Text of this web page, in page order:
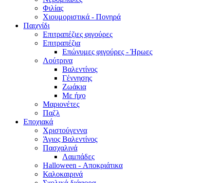
Φιλίας
Χιουμοριστικά - Πονηρά
Παιχνίδι
Επιτραπέζιες φιγούρες
Επιτραπέζια
Επώνυμες φιγούρες - Ήρωες
Λούτρινα
Βαλεντίνος
Γέννησης
Ζωάκια
Με ήχο
Μαριονέτες
Παζλ
Εποχιακά
Χριστούγεννα
Άγιος Βαλεντίνος
Πασχαλινά
Λαμπάδες
Halloween - Αποκριάτικα
Καλοκαιρινά